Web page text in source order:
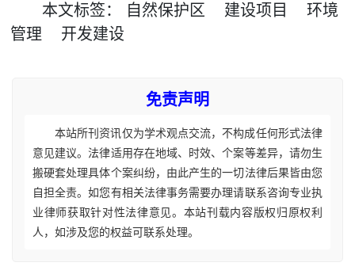
本文标签： 自然保护区 建设项目
环境
管理
开发建设
免责声明
本站所刊资讯仅为学术观点交流，不构成任何形式法律
意见建议。法律适用存在地域、时效、个案等差异，请勿生
搬硬套处理具体个案纠纷，由此产生的一切法律后果皆由您
自担全责。如您有相关法律事务需要办理请联系咨询专业执
业律师获取针对性法律意见。本站刊载内容版权归原权利
人，如涉及您的权益可联系处理。